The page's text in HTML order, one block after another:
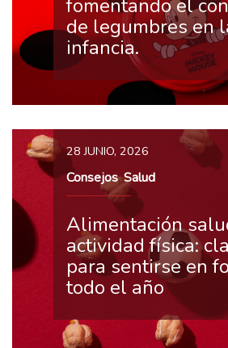
fomentando el
de legumbres en
infancia.
28 JUNIO, 2026
Consejos,Salud
Alimentación
actividad física:
para sentirse en
todo el año